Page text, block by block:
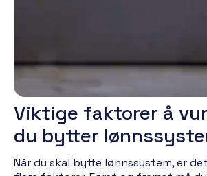
operasjonelle effektiviteten.
Viktige faktorer å
du bytter
Når du skal bytte lønnssystem, er